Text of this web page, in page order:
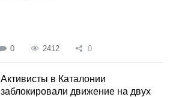
0 2412 0
Активисты в Каталонии
заблокировали движение на двух